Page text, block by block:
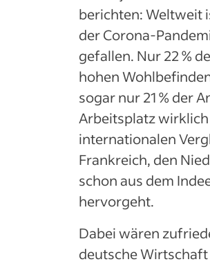
berichten: Weltweit
der Corona-
gefallen. Nur 22 %
hohen
sogar nur 21 % der
Arbeitsplatz
internationalen
Frankreich, den
schon aus dem
hervorgeht.
Dabei wären
deutsche